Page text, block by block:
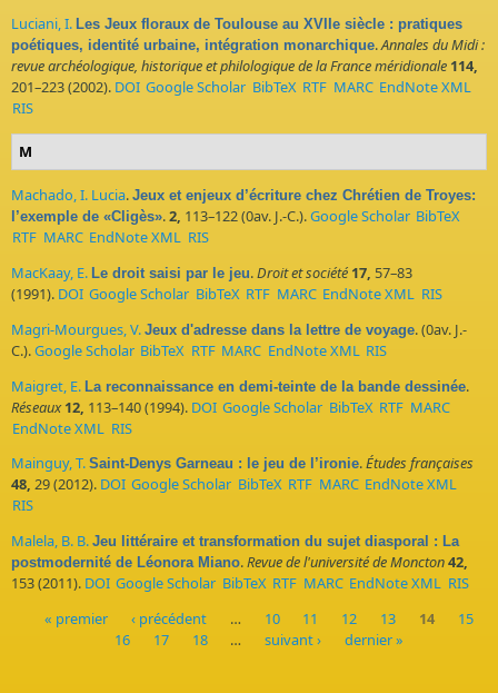
Luciani, I. Les Jeux floraux de Toulouse au XVIIe siècle : pratiques
poétiques, identité urbaine, intégration monarchique.Annales du Midi :
revue archéologique, historique et philologique de la France méridionale 114,
201–223 (2002). DOI Google Scholar BibTeX RTF MARC EndNote XML
RIS
M
Machado, I. Lucia. Jeux et enjeux d’écriture chez Chrétien de Troyes:
l’exemple de «Cligès».2, 113–122 (0av. J.-C.).Google Scholar BibTeX
RTF MARC EndNote XML RIS
MacKaay, E. Le droit saisi par le jeu.Droit et société 17, 57–83
(1991). DOI Google Scholar BibTeX RTF MARC EndNote XML RIS
Magri-Mourgues, V. Jeux d'adresse dans la lettre de voyage. (0av. J.-
C.).Google Scholar BibTeX RTF MARC EndNote XML RIS
Maigret, E. La reconnaissance en demi-teinte de la bande dessinée.
Réseaux 12, 113–140 (1994). DOI Google Scholar BibTeX RTF MARC
EndNote XML RIS
Mainguy, T. Saint-Denys Garneau : le jeu de l’ironie.Études françaises
48, 29 (2012). DOI Google Scholar BibTeX RTF MARC EndNote XML
RIS
Malela, B. B. Jeu littéraire et transformation du sujet diasporal : La
postmodernité de Léonora Miano.Revue de l'université de Moncton42,
153 (2011). DOI Google Scholar BibTeX RTF MARC EndNote XML RIS
« premier ‹ précédent … 10 11 12 13 14
15
16
17 18 … suivant › dernier »